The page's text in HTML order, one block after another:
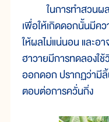
ในการทำสวนผล
เพื่อให้เกิดดอกนั้นมีค
ให้ผลไม่แน่นอน และอ
ฮาวายมีการทดลองใ
ออกดอก ปรากฏว่ามี
ตอบต่อการควั่นกิ่ง